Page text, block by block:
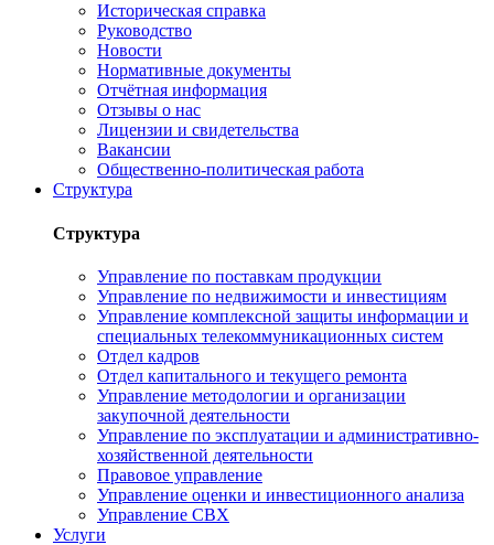
Историческая справка
Руководство
Новости
Нормативные документы
Отчётная информация
Отзывы о нас
Лицензии и свидетельства
Вакансии
Общественно-политическая работа
Структура
Структура
Управление по поставкам продукции
Управление по недвижимости и инвестициям
Управление комплексной защиты информации и
специальных телекоммуникационных систем
Отдел кадров
Отдел капитального и текущего ремонта
Управление методологии и организации
закупочной деятельности
Управление по эксплуатации и административно-
хозяйственной деятельности
Правовое управление
Управление оценки и инвестиционного анализа
Управление СВХ
Услуги